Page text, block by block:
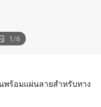
1/6
พร้อมแผ่นลายสำหรับทาง